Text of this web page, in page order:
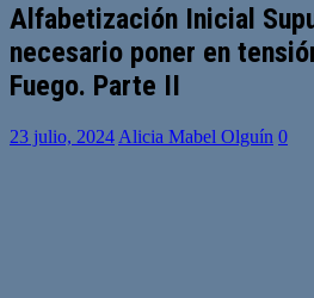
Alfabetización Inicial
necesario poner en
Fuego. Parte II
23 julio, 2024 Alicia Mabel Olguín 0